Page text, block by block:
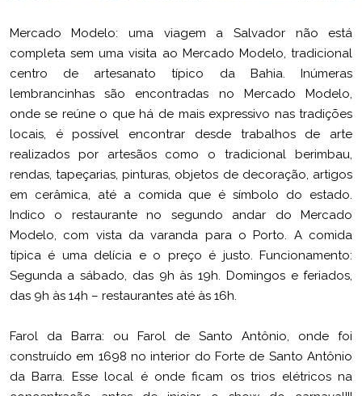
Mercado Modelo: uma viagem a Salvador não está
completa sem uma visita ao Mercado Modelo, tradicional
centro de artesanato típico da Bahia. Inúmeras
lembrancinhas são encontradas no Mercado Modelo,
onde se reúne o que há de mais expressivo nas tradições
locais, é possível encontrar desde trabalhos de arte
realizados por artesãos como o tradicional berimbau,
rendas, tapeçarias, pinturas, objetos de decoração, artigos
em cerâmica, até a comida que é símbolo do estado.
Indico o restaurante no segundo andar do Mercado
Modelo, com vista da varanda para o Porto. A comida
típica é uma delícia e o preço é justo. Funcionamento:
Segunda a sábado, das 9h às 19h. Domingos e feriados,
das 9h às 14h – restaurantes até às 16h.
Farol da Barra: ou Farol de Santo Antônio, onde foi
construído em 1698 no interior do Forte de Santo Antônio
da Barra. Esse local é onde ficam os trios elétricos na